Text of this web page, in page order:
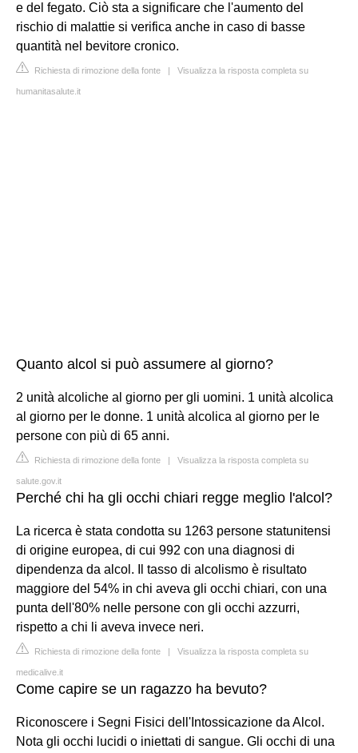
e del fegato. Ciò sta a significare che l'aumento del
rischio di malattie si verifica anche in caso di basse
quantità nel bevitore cronico.
Richiesta di rimozione della fonte | Visualizza la risposta completa su
humanitasalute.it
Quanto alcol si può assumere al giorno?
2 unità alcoliche al giorno per gli uomini. 1 unità alcolica
al giorno per le donne. 1 unità alcolica al giorno per le
persone con più di 65 anni.
Richiesta di rimozione della fonte | Visualizza la risposta completa su
salute.gov.it
Perché chi ha gli occhi chiari regge meglio l'alcol?
La ricerca è stata condotta su 1263 persone statunitensi
di origine europea, di cui 992 con una diagnosi di
dipendenza da alcol. Il tasso di alcolismo è risultato
maggiore del 54% in chi aveva gli occhi chiari, con una
punta dell'80% nelle persone con gli occhi azzurri,
rispetto a chi li aveva invece neri.
Richiesta di rimozione della fonte | Visualizza la risposta completa su
medicalive.it
Come capire se un ragazzo ha bevuto?
Riconoscere i Segni Fisici dell'Intossicazione da Alcol.
Nota gli occhi lucidi o iniettati di sangue. Gli occhi di una